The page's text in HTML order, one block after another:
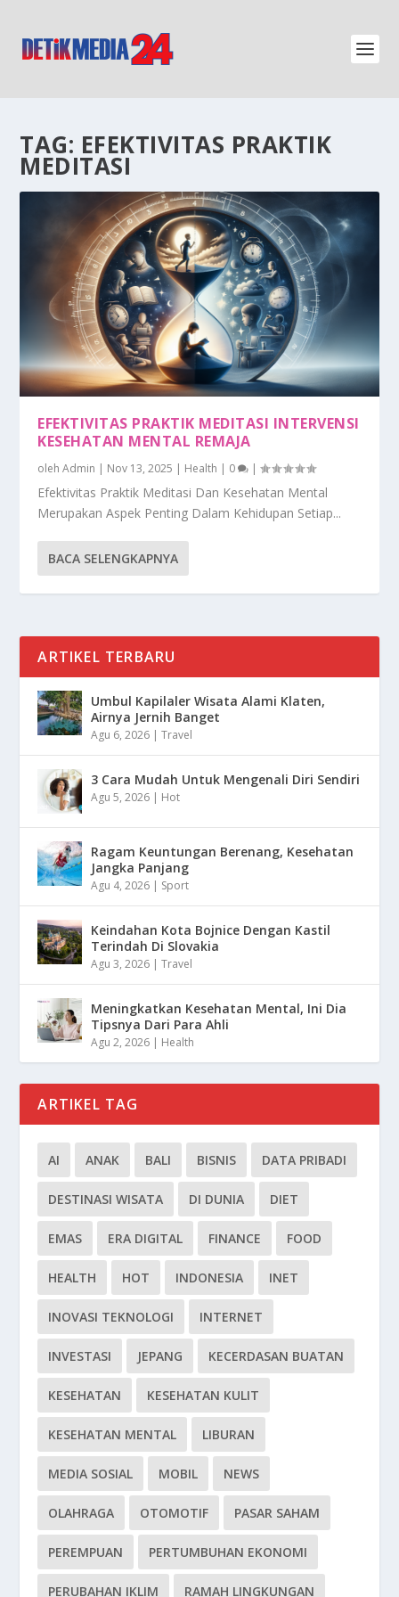
TAG: EFEKTIVITAS PRAKTIK
MEDITASI
EFEKTIVITAS PRAKTIK MEDITASI INTERVENSI
KESEHATAN MENTAL REMAJA
olehAdmin | Nov 13, 2025 | Health | 0 |
Efektivitas Praktik Meditasi Dan Kesehatan Mental
Merupakan Aspek Penting Dalam Kehidupan Setiap...
BACA SELENGKAPNYA
ARTIKEL TERBARU
Umbul Kapilaler Wisata Alami Klaten,
Airnya Jernih Banget
Agu 6, 2026 |Travel
3 Cara Mudah Untuk Mengenali Diri Sendiri
Agu 5, 2026 | Hot
Ragam Keuntungan Berenang, Kesehatan
Jangka Panjang
Agu 4, 2026 | Sport
Keindahan Kota Bojnice Dengan Kastil
Terindah Di Slovakia
Agu 3, 2026 |Travel
Meningkatkan Kesehatan Mental, Ini Dia
Tipsnya Dari Para Ahli
Agu 2, 2026 | Health
ARTIKEL TAG
AI ANAK BALI BISNIS DATA PRIBADI
DESTINASI WISATA DI DUNIA DIET
EMAS ERA DIGITAL FINANCE FOOD
HEALTH HOT INDONESIA INET
INOVASI TEKNOLOGI INTERNET
INVESTASI JEPANG KECERDASAN BUATAN
KESEHATAN KESEHATAN KULIT
KESEHATAN MENTAL LIBURAN
MEDIA SOSIAL MOBIL NEWS
OLAHRAGA OTOMOTIF PASAR SAHAM
PEREMPUAN PERTUMBUHAN EKONOMI
PERUBAHAN IKLIM RAMAH LINGKUNGAN